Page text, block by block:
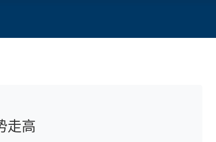
走高